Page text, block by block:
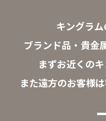
キングラム
ブランド品・貴金
まずお近くの
また遠方のお客様